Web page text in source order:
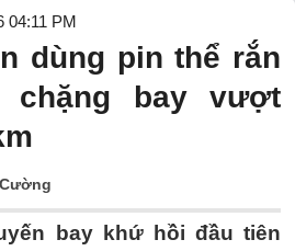
04:11 PM
dùng pin thể rắn
chặng bay vượt
bay khứ hồi đầu tiên